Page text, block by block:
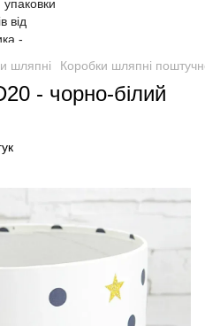
шляпні Коробки шляпні
- чорно-білий